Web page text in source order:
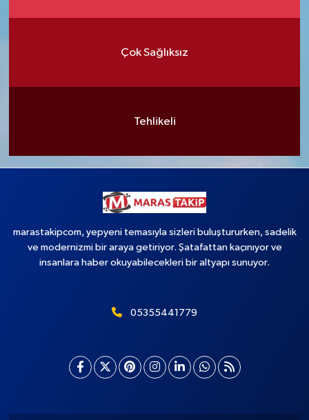
Çok Sağlıksız
Tehlikeli
marastakipcom, yepyeni temasıyla sizleri buluştururken, sadelik
ve modernizmi bir araya getiriyor. Şatafattan kaçınıyor ve
insanlara haber okuyabilecekleri bir altyapı sunuyor.
05355441779